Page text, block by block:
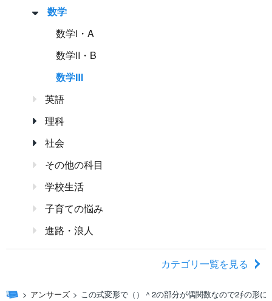
数学
数学Ⅰ・A
数学Ⅱ・B
数学Ⅲ
英語
理科
社会
その他の科目
学校生活
子育ての悩み
進路・浪人
カテゴリ一覧を見る
アンサーズ この式変形で（）＾2の部分が偶関数なので2∮の形